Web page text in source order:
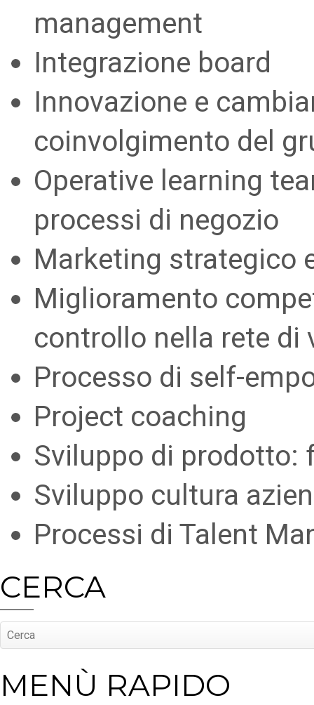
management
Integrazione board
Innovazione e
coinvolgimento del
Operative learning
processi di negozio
Marketing strategico
Miglioramento
controllo nella rete di
Processo di self-
Project coaching
Sviluppo di prodotto:
Sviluppo cultura
Processi di Talent
CERCA
MENÙ RAPIDO